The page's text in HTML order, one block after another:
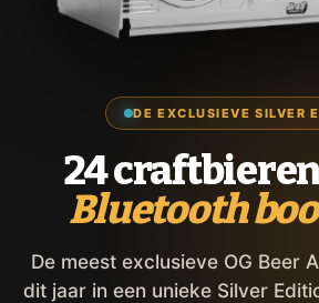
DE EXCLUSIEVE SILVER
24
Bluetooth
De meest exclusieve OG Beer
dit jaar in een unieke Silver